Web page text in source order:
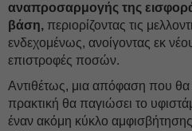
αναπροσαρμογής της
βάση, περιορίζοντας τις
ενδεχομένως, ανοίγοντας εκ
επιστροφές ποσών.
Αντιθέτως, μια απόφαση που θα
πρακτική θα παγιώσει το
έναν ακόμη κύκλο